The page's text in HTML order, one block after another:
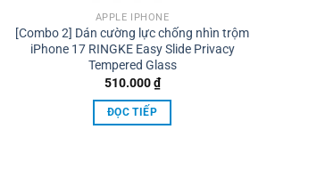
APPLE IPHONE
[Combo 2] Dán cường lực chống nhìn trộm
iPhone 17 RINGKE Easy Slide Privacy
Tempered Glass
510.000₫
ĐỌC TIẾP